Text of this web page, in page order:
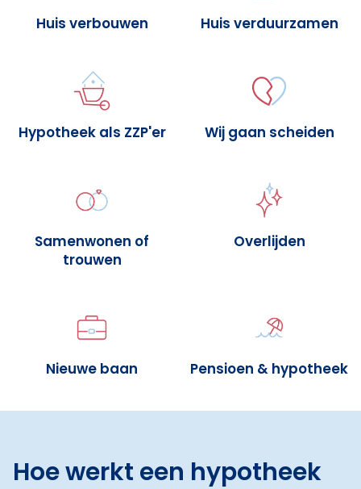
Huis verbouwen Huis verduurzamen
Hypotheek als ZZP'er Wij gaan scheiden
Samenwonen of
trouwen
Overlijden
Nieuwe baan Pensioen & hypotheek
Hoe werkt een hypotheek